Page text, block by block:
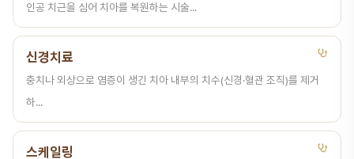
인공 치근을 심어 치아를 복원하는 시술...
신경치료
충치나 외상으로 염증이 생긴 치아 내부의 치수(신경·혈관 조직)를 제거
하...
스케일링